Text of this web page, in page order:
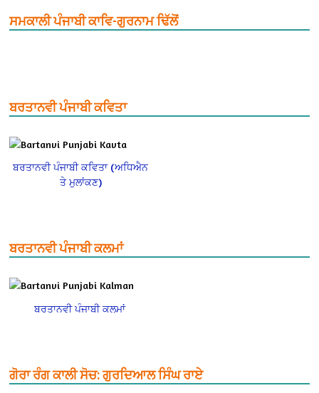
ਸਮਕਾਲੀ ਪੰਜਾਬੀ ਕਾਵਿ-ਗੁਰਨਾਮ ਢਿੱਲੋਂ
ਬਰਤਾਨਵੀ ਪੰਜਾਬੀ ਕਵਿਤਾ
ਬਰਤਾਨਵੀ ਪੰਜਾਬੀ ਕਵਿਤਾ (ਅਧਿਐਨ
ਤੇ ਮੁਲਾਂਕਣ)
ਬਰਤਾਨਵੀ ਪੰਜਾਬੀ ਕਲਮਾਂ
ਬਰਤਾਨਵੀ ਪੰਜਾਬੀ ਕਲਮਾਂ
ਗੋਰਾ ਰੰਗ ਕਾਲੀ ਸੋਚ: ਗੁਰਦਿਆਲ ਸਿੰਘ ਰਾਏ